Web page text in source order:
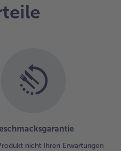
nicht Ihren Erwartungen